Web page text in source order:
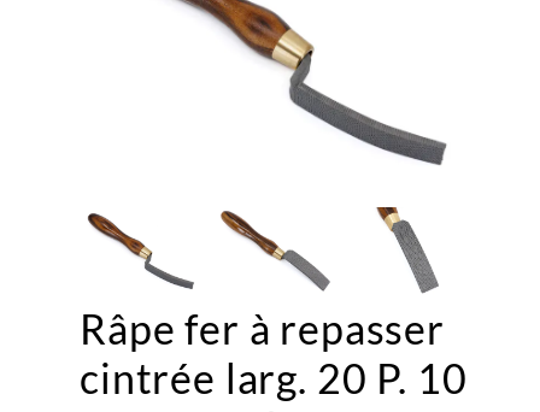
Râpe fer à repasser
cintrée larg. 20 P. 10